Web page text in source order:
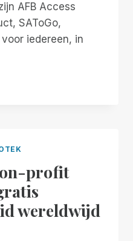
AFB Access
SAToGo,
iedereen, in
profit
wereldwijd